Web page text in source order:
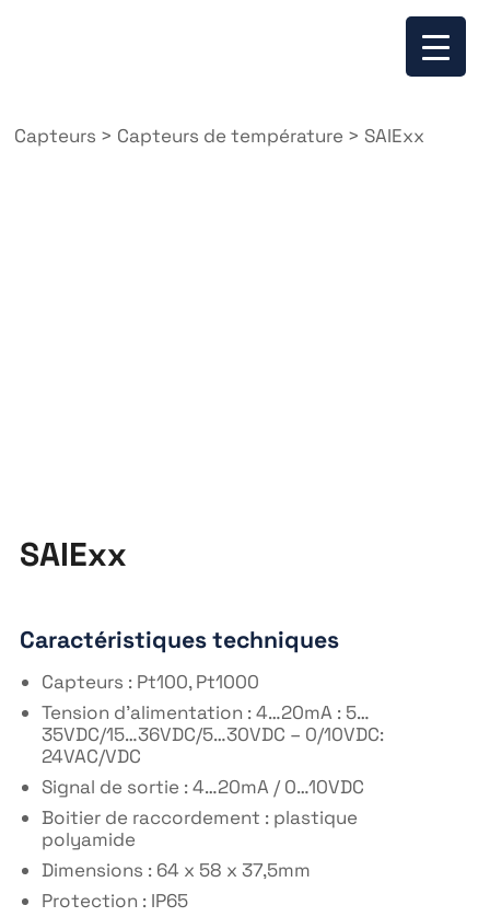
Capteurs > Capteurs de température > SAIExx
SAIExx
Caractéristiques techniques
Capteurs : Pt100, Pt1000
Tension d’alimentation : 4…20mA : 5…
35VDC/15…36VDC/5…30VDC – 0/10VDC:
24VAC/VDC
Signal de sortie : 4…20mA / 0…10VDC
Boitier de raccordement : plastique
polyamide
Dimensions : 64 x 58 x 37,5mm
Protection : IP65